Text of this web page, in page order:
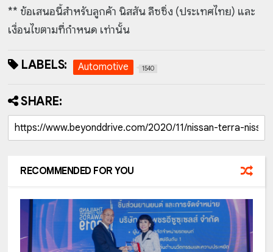
** ข้อเสนอนี้สำหรับลูกค้า นิสสัน ลีซซิ่ง (ประเทศไทย) และ
เงื่อนไขตามที่กำหนด เท่านั้น
LABELS: Automotive 1540
SHARE:
RECOMMENDED FOR YOU